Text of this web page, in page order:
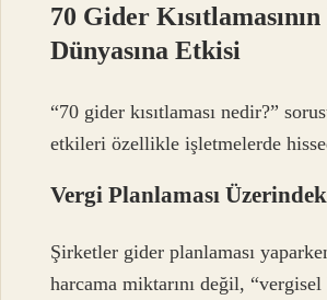
70 Gider
Dünyasına Etkisi
“70 gider kısıtlaması nedir?”
etkileri özellikle işletmelerde
Vergi Planlaması
Şirketler gider planlaması
harcama miktarını değil,